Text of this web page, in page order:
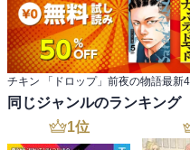
同じジャンルのランキング
1位